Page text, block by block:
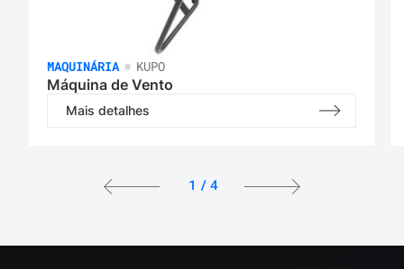
MAQUINÁRIA• KUPO
Máquina de Vento
Mais detalhes
1 / 4